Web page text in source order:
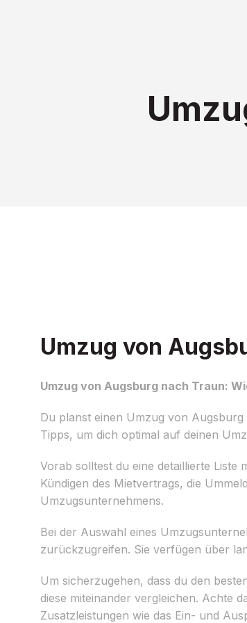
Umzug von
Umzug von Augsburg nach Traun:
Du planst einen Umzug von
Tipps, um dich optimal auf deinen
Vorab solltest du eine detaillierte Liste
Kündigen des Mietvertrags, die
Umzugsunternehmens.
Bei der Auswahl eines
zurückzugreifen. Sie verfügen über
Um sicherzugehen, dass du den
diese miteinander vergleichen. Achte
Zusatzleistungen wie das Ein- und